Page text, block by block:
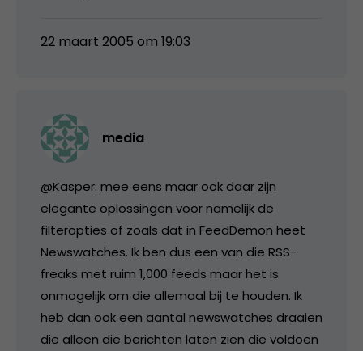
22 maart 2005 om 19:03
media
@Kasper: mee eens maar ook daar zijn
elegante oplossingen voor namelijk de
filteropties of zoals dat in FeedDemon heet
Newswatches. Ik ben dus een van die RSS-
freaks met ruim 1,000 feeds maar het is
onmogelijk om die allemaal bij te houden. Ik
heb dan ook een aantal newswatches draaien
die alleen die berichten laten zien die voldoen